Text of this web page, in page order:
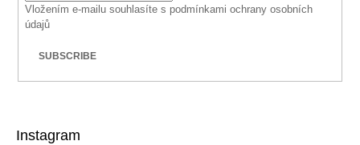
Vložením e-mailu souhlasíte s podmínkami ochrany osobních
údajů
SUBSCRIBE
Instagram